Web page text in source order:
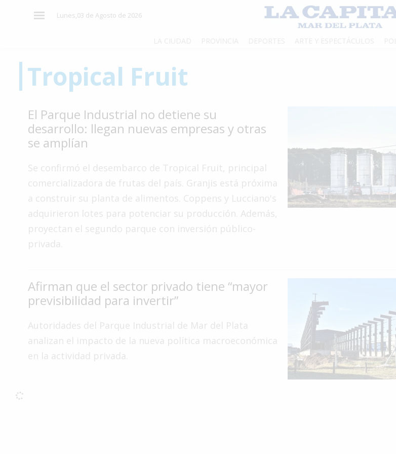
Lunes,03 de Agosto de 2026
Mundo
Zona
Cultura
Tecnología
Gastronomía
Interés
General
Ciudad
Deportes
Espectáculos
Policiales
Fotos
Tropical Fruit
El Parque Industrial no detiene su
desarrollo: llegan nuevas empresas y otras
se amplían
Se confirmó el desembarco de Tropical Fruit, principal
comercializadora de frutas del país. Granjis está próxima
a construir su planta de alimentos. Coppens y Lucciano's
adquirieron lotes para potenciar su producción. Además,
proyectan el segundo parque con inversión público-
privada.
Afirman que el sector privado tiene “mayor
previsibilidad para invertir”
Autoridades del Parque Industrial de Mar del Plata
analizan el impacto de la nueva política macroeconómica
en la actividad privada.